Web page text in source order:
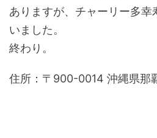
ありますが、チャーリー多幸
いました。
終わり。
住所：〒900-0014 沖縄県那